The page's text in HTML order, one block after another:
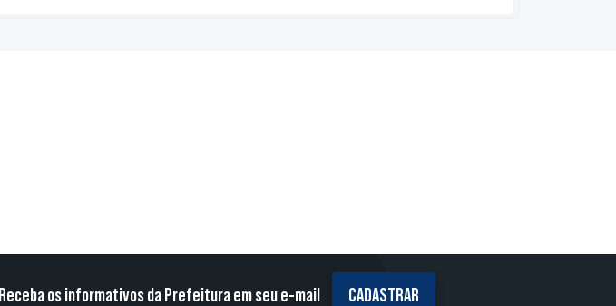
Receba os informativos da Prefeitura em seu e-mail CADASTRAR